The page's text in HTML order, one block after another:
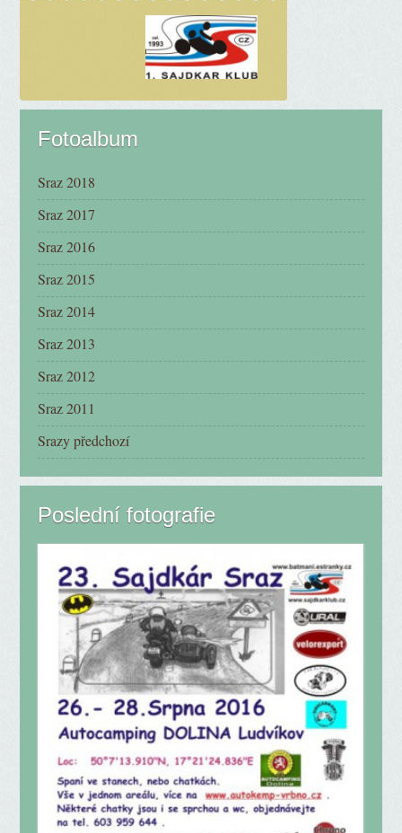
Fotoalbum
Sraz 2018
Sraz 2017
Sraz 2016
Sraz 2015
Sraz 2014
Sraz 2013
Sraz 2012
Sraz 2011
Srazy předchozí
Poslední fotografie